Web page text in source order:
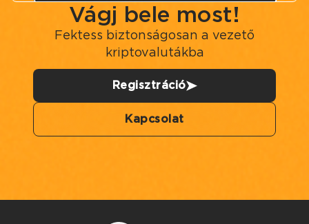
Vágj bele most!
Fektess biztonságosan a vezető
kriptovalutákba
Regisztráció
Kapcsolat